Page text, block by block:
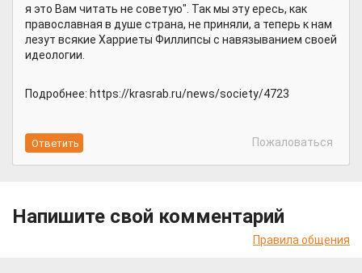
я это Вам читать не советую". Так мы эту ересь, как
православная в душе страна, не приняли, а теперь к нам
лезут всякие Харриеты Филлипсы с навязыванием своей
идеологии.
Подробнее: https://krasrab.ru/news/society/4723
Пожаловаться
Напишите свой комментарий
Правила общения